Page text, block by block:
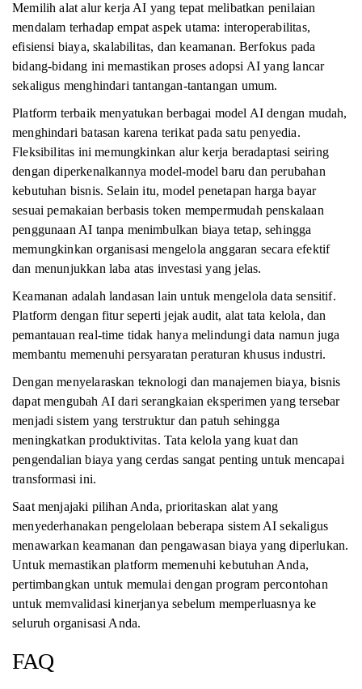
Memilih alat alur kerja AI yang tepat melibatkan penilaian
mendalam terhadap empat aspek utama: interoperabilitas,
efisiensi biaya, skalabilitas, dan keamanan. Berfokus pada
bidang-bidang ini memastikan proses adopsi AI yang lancar
sekaligus menghindari tantangan-tantangan umum.
Platform terbaik menyatukan berbagai model AI dengan mudah,
menghindari batasan karena terikat pada satu penyedia.
Fleksibilitas ini memungkinkan alur kerja beradaptasi seiring
dengan diperkenalkannya model-model baru dan perubahan
kebutuhan bisnis. Selain itu, model penetapan harga bayar
sesuai pemakaian berbasis token mempermudah penskalaan
penggunaan AI tanpa menimbulkan biaya tetap, sehingga
memungkinkan organisasi mengelola anggaran secara efektif
dan menunjukkan laba atas investasi yang jelas.
Keamanan adalah landasan lain untuk mengelola data sensitif.
Platform dengan fitur seperti jejak audit, alat tata kelola, dan
pemantauan real-time tidak hanya melindungi data namun juga
membantu memenuhi persyaratan peraturan khusus industri.
Dengan menyelaraskan teknologi dan manajemen biaya, bisnis
dapat mengubah AI dari serangkaian eksperimen yang tersebar
menjadi sistem yang terstruktur dan patuh sehingga
meningkatkan produktivitas. Tata kelola yang kuat dan
pengendalian biaya yang cerdas sangat penting untuk mencapai
transformasi ini.
Saat menjajaki pilihan Anda, prioritaskan alat yang
menyederhanakan pengelolaan beberapa sistem AI sekaligus
menawarkan keamanan dan pengawasan biaya yang diperlukan.
Untuk memastikan platform memenuhi kebutuhan Anda,
pertimbangkan untuk memulai dengan program percontohan
untuk memvalidasi kinerjanya sebelum memperluasnya ke
seluruh organisasi Anda.
FAQ